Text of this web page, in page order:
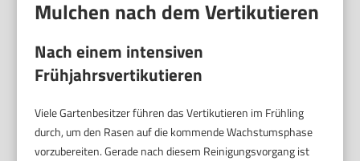
Mulchen nach dem Vertikutieren
Nach einem intensiven
Frühjahrsvertikutieren
Viele Gartenbesitzer führen das Vertikutieren im Frühling
durch, um den Rasen auf die kommende Wachstumsphase
vorzubereiten. Gerade nach diesem Reinigungsvorgang ist